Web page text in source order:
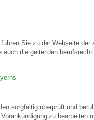
Sie zu der Webseite
die geltenden
sorgfältig überprüft und
zu